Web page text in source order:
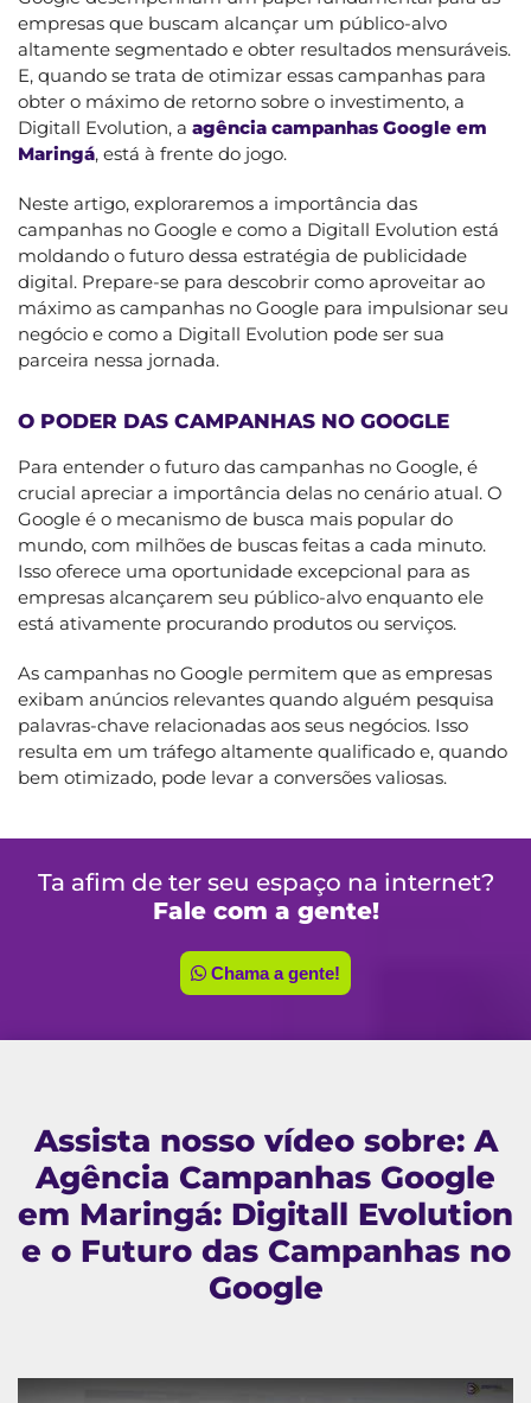
empresas que buscam alcançar um público-alvo
altamente segmentado e obter resultados mensuráveis.
E, quando se trata de otimizar essas campanhas para
obter o máximo de retorno sobre o investimento, a
Digitall Evolution, a agência campanhas Google em
Maringá, está à frente do jogo.
Neste artigo, exploraremos a importância das
campanhas no Google e como a Digitall Evolution está
moldando o futuro dessa estratégia de publicidade
digital. Prepare-se para descobrir como aproveitar ao
máximo as campanhas no Google para impulsionar seu
negócio e como a Digitall Evolution pode ser sua
parceira nessa jornada.
O PODER DAS CAMPANHAS NO GOOGLE
Para entender o futuro das campanhas no Google, é
crucial apreciar a importância delas no cenário atual. O
Google é o mecanismo de busca mais popular do
mundo, com milhões de buscas feitas a cada minuto.
Isso oferece uma oportunidade excepcional para as
empresas alcançarem seu público-alvo enquanto ele
está ativamente procurando produtos ou serviços.
As campanhas no Google permitem que as empresas
exibam anúncios relevantes quando alguém pesquisa
palavras-chave relacionadas aos seus negócios. Isso
resulta em um tráfego altamente qualificado e, quando
bem otimizado, pode levar a conversões valiosas.
Ta afim de ter seu espaço na internet?
Fale com a gente!
Chama a gente!
Assista nosso vídeo sobre: A
Agência Campanhas Google
em Maringá: Digitall Evolution
e o Futuro das Campanhas no
Google